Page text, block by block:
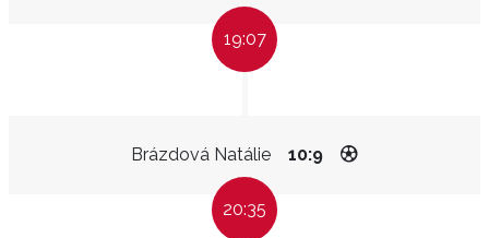
19:07
Brázdová Natálie 10:9
20:35